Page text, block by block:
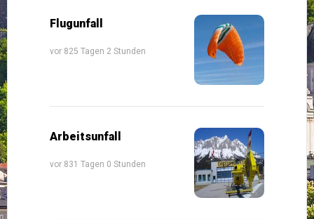
Flugunfall
vor 825 Tagen 2 Stunden
Arbeitsunfall
vor 831 Tagen 0 Stunden